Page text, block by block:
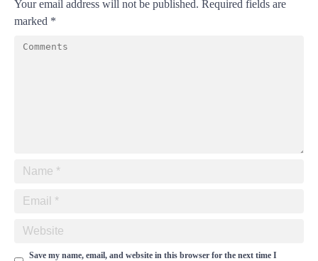
Your email address will not be published. Required fields are
marked *
Save my name, email, and website in this browser for the next time I